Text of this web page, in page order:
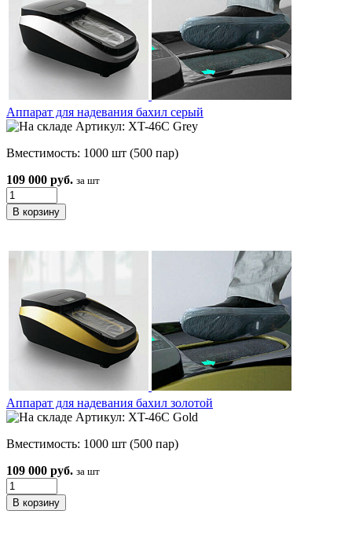
Аппарат для надевания бахил серый
Артикул: XT-46C Grey
Вместимость: 1000 шт (500 пар)
109 000 руб. за шт
Аппарат для надевания бахил золотой
Артикул: XT-46C Gold
Вместимость: 1000 шт (500 пар)
109 000 руб. за шт